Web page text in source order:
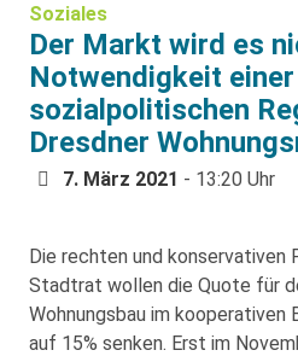
Soziales
Der Markt wird es
Notwendigkeit einer
sozialpolitischen
Dresdner
7. März 2021 - 13:20 Uhr
Die rechten und konservativen
Stadtrat wollen die Quote für
Wohnungsbau im kooperativen
auf 15% senken. Erst im